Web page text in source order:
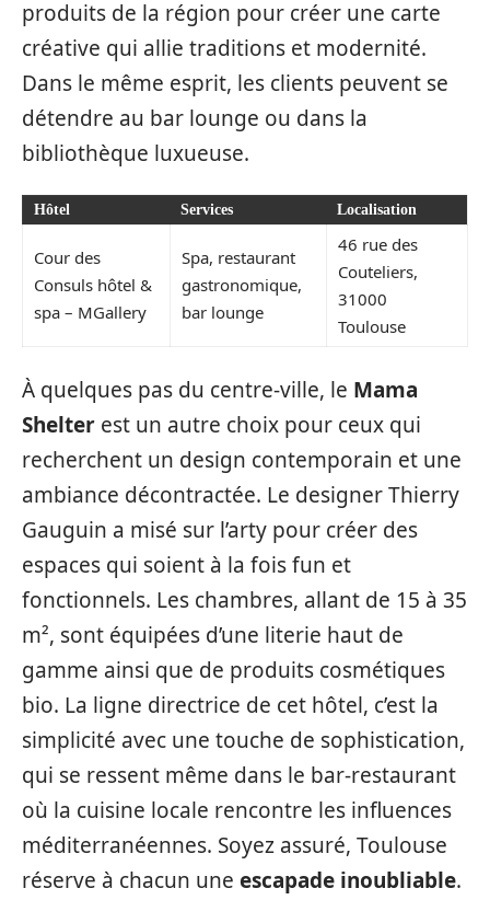
produits de la région pour créer une carte
créative qui allie traditions et modernité.
Dans le même esprit, les clients peuvent se
détendre au bar lounge ou dans la
bibliothèque luxueuse.
Hôtel Services Localisation
Cour des
Consuls hôtel &
spa – MGallery
Spa, restaurant
gastronomique,
bar lounge
46 rue des
Couteliers,
31000
Toulouse
À quelques pas du centre-ville, le Mama
Shelter est un autre choix pour ceux qui
recherchent un design contemporain et une
ambiance décontractée. Le designer Thierry
Gauguin a misé sur l’arty pour créer des
espaces qui soient à la fois fun et
fonctionnels. Les chambres, allant de 15 à 35
m², sont équipées d’une literie haut de
gamme ainsi que de produits cosmétiques
bio. La ligne directrice de cet hôtel, c’est la
simplicité avec une touche de sophistication,
qui se ressent même dans le bar-restaurant
où la cuisine locale rencontre les influences
méditerranéennes. Soyez assuré, Toulouse
réserve à chacun une escapade inoubliable.